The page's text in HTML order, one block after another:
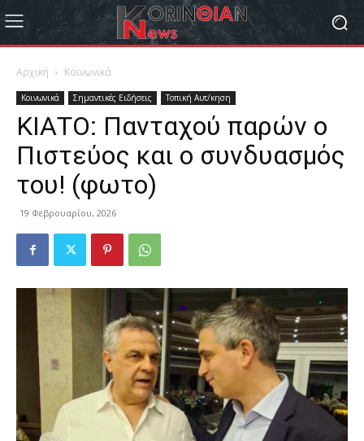
Αρχική Κοινωνικά
Κοινωνικά Σημαντικές Ειδήσεις Τοπική Αυτ/κηση
ΚΙΑΤΟ: Πανταχού παρών ο
Πιστεύος και ο συνδυασμός
του! (φωτο)
19 Φεβρουαρίου, 2026